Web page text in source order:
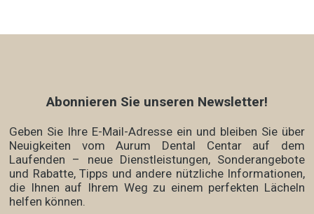
Abonnieren Sie unseren Newsletter!
Geben Sie Ihre E-Mail-Adresse ein und bleiben Sie über
Neuigkeiten vom Aurum Dental Centar auf dem
Laufenden – neue Dienstleistungen, Sonderangebote
und Rabatte, Tipps und andere nützliche Informationen,
die Ihnen auf Ihrem Weg zu einem perfekten Lächeln
helfen können.